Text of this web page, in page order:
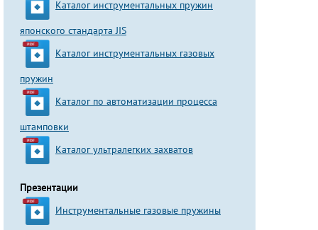
Каталог инструментальных пружин
японского стандарта JIS
Каталог инструментальных газовых
пружин
Каталог по автоматизации процесса
штамповки
Каталог ультралегких захватов
Презентации
Инструментальные газовые пружины